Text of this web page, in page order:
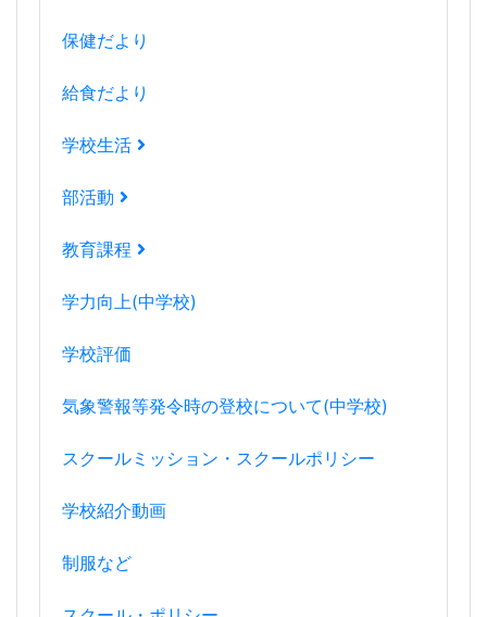
保健だより
給食だより
学校生活
部活動
教育課程
学力向上(中学校)
学校評価
気象警報等発令時の登校について(中学校)
スクールミッション・スクールポリシー
学校紹介動画
制服など